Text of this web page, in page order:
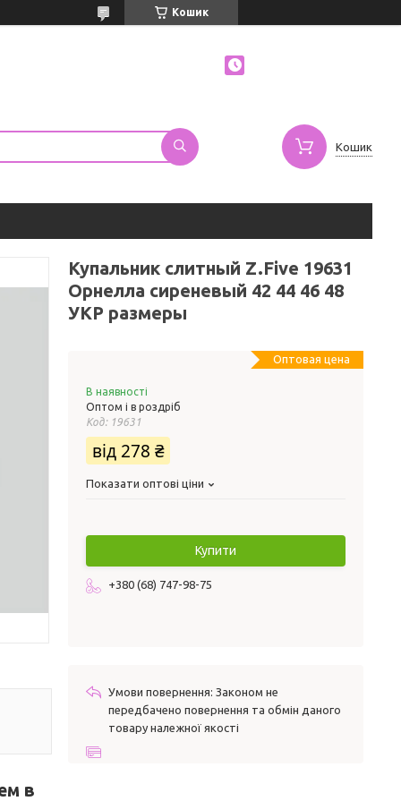
Кошик
Кошик
в
Купальник слитный Z.Five 19631
Орнелла сиреневый 42 44 46 48
УКР размеры
Оптовая цена
В наявності
Оптом і в роздріб
Код: 19631
від278 ₴
Показати оптові ціни
Купити
+380 (68) 747-98-75
Законом не
передбачено повернення та обмін даного
товару належної якості